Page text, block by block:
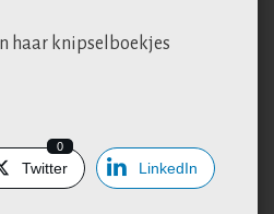
haar knipselboekjes
Twitter
0
LinkedIn